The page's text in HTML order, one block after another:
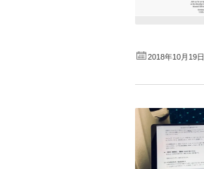
2018年10月19日